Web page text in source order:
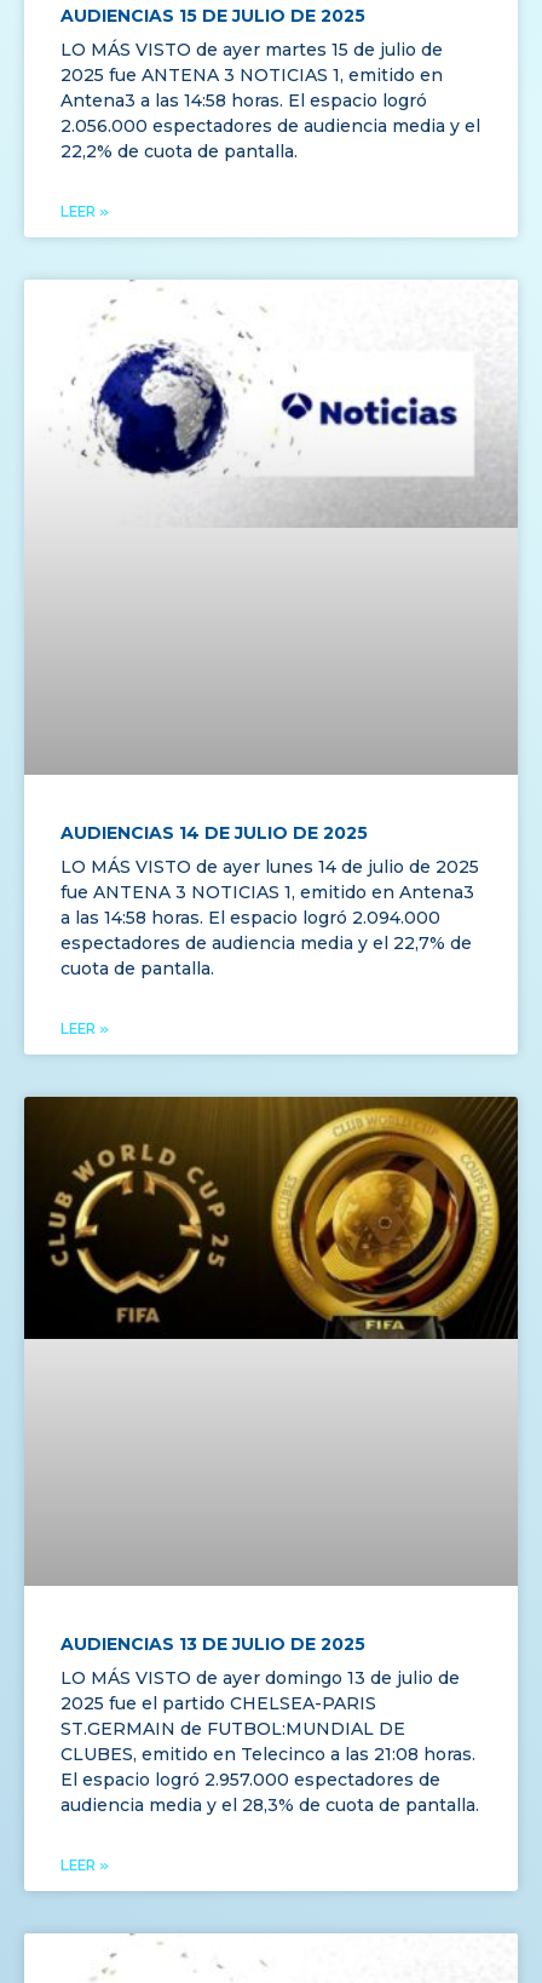
AUDIENCIAS 15 DE JULIO DE 2025
LO MÁS VISTO de ayer martes 15 de julio de
2025 fue ANTENA 3 NOTICIAS 1, emitido en
Antena3 a las 14:58 horas. El espacio logró
2.056.000 espectadores de audiencia media y el
22,2% de cuota de pantalla.
LEER »
AUDIENCIAS 14 DE JULIO DE 2025
LO MÁS VISTO de ayer lunes 14 de julio de 2025
fue ANTENA 3 NOTICIAS 1, emitido en Antena3
a las 14:58 horas. El espacio logró 2.094.000
espectadores de audiencia media y el 22,7% de
cuota de pantalla.
LEER »
AUDIENCIAS 13 DE JULIO DE 2025
LO MÁS VISTO de ayer domingo 13 de julio de
2025 fue el partido CHELSEA-PARIS
ST.GERMAIN de FUTBOL:MUNDIAL DE
CLUBES, emitido en Telecinco a las 21:08 horas.
El espacio logró 2.957.000 espectadores de
audiencia media y el 28,3% de cuota de pantalla.
LEER »